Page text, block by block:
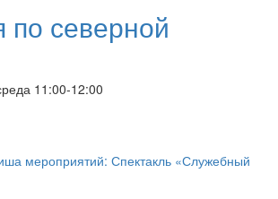
по северной
11:00-12:00